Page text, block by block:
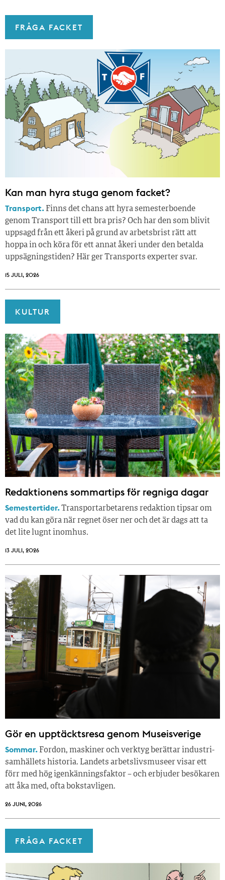
FRÅGA FACKET
Kan man hyra stuga genom facket?
Transport. Finns det chans att hyra semesterboende
genom Transport till ett bra pris? Och har den som blivit
uppsagd från ett åkeri på grund av arbetsbrist rätt att
hoppa in och köra för ett annat åkeri under den betalda
uppsägningstiden? Här ger Transports experter svar.
15 JULI, 2026
KULTUR
Redaktionens sommar­tips för regniga dagar
Semestertider.Transportarbetarens redaktion tipsar om
vad du kan göra när regnet öser ner och det är dags att ta
det lite lugnt inomhus.
13 JULI, 2026
Gör en upptäcktsresa genom Museisverige
Sommar. Fordon, maskiner och verktyg berättar industri­
samhällets historia. Landets arbetslivsmuseer visar ett
förr med hög igenkänningsfaktor – och erbjuder besökaren
att åka med, ofta bokstavligen.
26 JUNI, 2026
FRÅGA FACKET